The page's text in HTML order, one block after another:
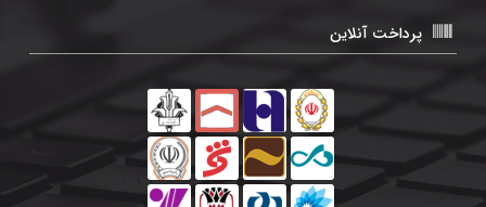
پرداخت آنلاین